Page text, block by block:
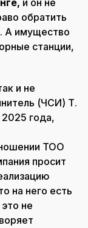
и он не
обратить
А имущество
станции,
и не
(ЧСИ) Т.
года,
ТОО
просит
на него есть
не